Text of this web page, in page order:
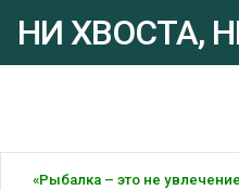
НИ ХВОСТА,
«Рыбалка – это не